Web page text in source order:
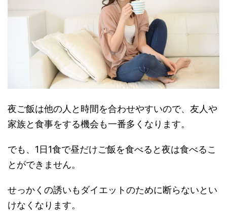
夜ご飯は他の人と時間を合わせやすいので、友人や
家族と食事をする機会も一番多くなります。
でも、1日1食で昼だけご飯を食べると夜は食べるこ
とができません。
せっかくの誘いもダイエットのために断らないとい
けなくなります。